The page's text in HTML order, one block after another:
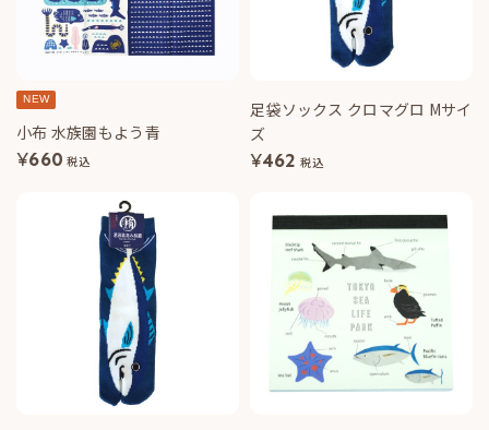
NEW
小布 水族園もよう青
¥660 税込
足袋ソックス クロマグロ Mサイ
ズ
¥462 税込